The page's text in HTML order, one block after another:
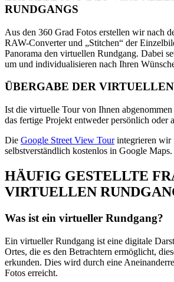
RUNDGANGS
Aus den 360 Grad Fotos erstellen wir nach
RAW-Converter und „Stitchen“ der
Panorama den virtuellen Rundgang. Dabei
um und individualisieren nach Ihren
ÜBERGABE DER
Ist die virtuelle Tour von Ihnen
das fertige Projekt entweder persönlich oder
Die Google Street View Tourintegrieren wir
selbstverständlich kostenlos in Google Maps.
HÄUFIG GESTELLTE
VIRTUELLEN
Was ist ein virtueller Rundgang?
Ein virtueller Rundgang ist eine digitale
Ortes, die es den Betrachtern ermöglicht,
erkunden. Dies wird durch eine
Fotos erreicht.